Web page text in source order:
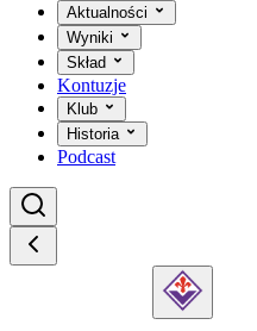
Aktualności
Wyniki
Skład
Kontuzje
Klub
Historia
Podcast